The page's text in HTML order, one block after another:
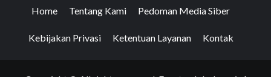
Home Tentang Kami Pedoman Media Siber
Kebijakan Privasi Ketentuan Layanan Kontak